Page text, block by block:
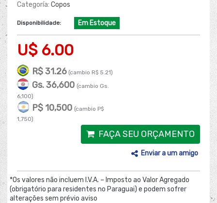
Categoría: Copos
Disponibilidade: Em Estoque
U$ 6.00
R$ 31.26 (cambio R$ 5.21)
Gs. 36,600 (cambio Gs.
6,100)
P$ 10,500 (cambio P$
1,750)
FAÇA SEU ORÇAMENTO
Enviar a um amigo
*Os valores não incluem I.V.A. – Imposto ao Valor Agregado
(obrigatório para residentes no Paraguai) e podem sofrer
alterações sem prévio aviso